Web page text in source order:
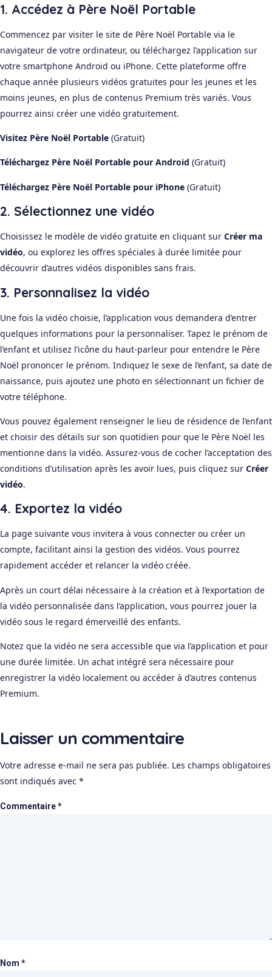
1. Accédez à Père Noël Portable
Commencez par visiter le site de Père Noël Portable via le
navigateur de votre ordinateur, ou téléchargez l’application sur
votre smartphone Android ou iPhone. Cette plateforme offre
chaque année plusieurs vidéos gratuites pour les jeunes et les
moins jeunes, en plus de contenus Premium très variés. Vous
pourrez ainsi créer une vidéo gratuitement.
Visitez Père Noël Portable (Gratuit)
Téléchargez Père Noël Portable pour Android (Gratuit)
Téléchargez Père Noël Portable pour iPhone (Gratuit)
2. Sélectionnez une vidéo
Choisissez le modèle de vidéo gratuite en cliquant sur Créer ma
vidéo, ou explorez les offres spéciales à durée limitée pour
découvrir d’autres vidéos disponibles sans frais.
3. Personnalisez la vidéo
Une fois la vidéo choisie, l’application vous demandera d’entrer
quelques informations pour la personnaliser. Tapez le prénom de
l’enfant et utilisez l’icône du haut-parleur pour entendre le Père
Noël prononcer le prénom. Indiquez le sexe de l’enfant, sa date de
naissance, puis ajoutez une photo en sélectionnant un fichier de
votre téléphone.
Vous pouvez également renseigner le lieu de résidence de l’enfant
et choisir des détails sur son quotidien pour que le Père Noël les
mentionne dans la vidéo. Assurez-vous de cocher l’acceptation des
conditions d’utilisation après les avoir lues, puis cliquez sur Créer
vidéo.
4. Exportez la vidéo
La page suivante vous invitera à vous connecter ou créer un
compte, facilitant ainsi la gestion des vidéos. Vous pourrez
rapidement accéder et relancer la vidéo créée.
Après un court délai nécessaire à la création et à l’exportation de
la vidéo personnalisée dans l’application, vous pourrez jouer la
vidéo sous le regard émerveillé des enfants.
Notez que la vidéo ne sera accessible que via l’application et pour
une durée limitée. Un achat intégré sera nécessaire pour
enregistrer la vidéo localement ou accéder à d’autres contenus
Premium.
Laisser un commentaire
Votre adresse e-mail ne sera pas publiée. Les champs obligatoires
sont indiqués avec *
Commentaire*
Nom *